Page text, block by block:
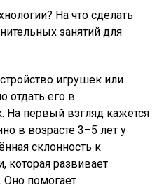
игрушек или
отдать его в
На первый взгляд кажется
в возрасте 3–5 лет у
склонность к
которая развивает
помогает